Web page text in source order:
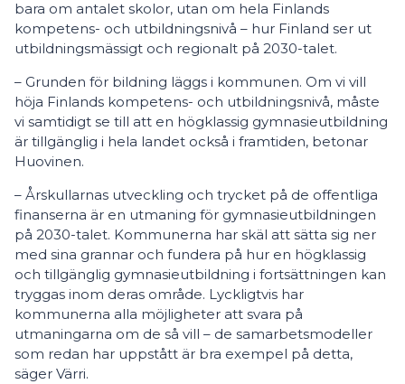
bara om antalet skolor, utan om hela Finlands
kompetens- och utbildningsnivå – hur Finland ser ut
utbildningsmässigt och regionalt på 2030-talet.
– Grunden för bildning läggs i kommunen. Om vi vill
höja Finlands kompetens- och utbildningsnivå, måste
vi samtidigt se till att en högklassig gymnasieutbildning
är tillgänglig i hela landet också i framtiden, betonar
Huovinen.
– Årskullarnas utveckling och trycket på de offentliga
finanserna är en utmaning för gymnasieutbildningen
på 2030-talet. Kommunerna har skäl att sätta sig ner
med sina grannar och fundera på hur en högklassig
och tillgänglig gymnasieutbildning i fortsättningen kan
tryggas inom deras område. Lyckligtvis har
kommunerna alla möjligheter att svara på
utmaningarna om de så vill – de samarbetsmodeller
som redan har uppstått är bra exempel på detta,
säger Värri.